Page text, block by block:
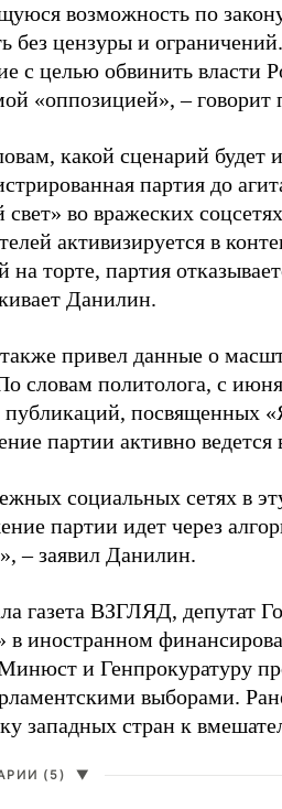
возможность по
без цензуры и
с целью обвинить власти
«оппозицией», – говорит
какой сценарий будет
партия до
свет» во вражеских
активизируется в
на торте, партия
Данилин.
привел данные о
словам политолога, с
публикаций, посвященных
партии активно
социальных сетях в
партии идет через
– заявил Данилин.
газета ВЗГЛЯД, депутат
в иностранном
и Генпрокуратуру
выборами.
западных стран к
(5) ▼